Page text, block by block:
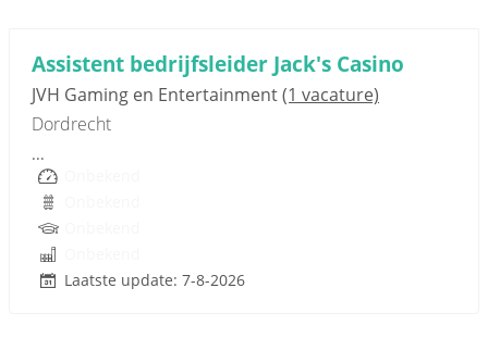
Assistent bedrijfsleider Jack's Casino
JVH Gaming en Entertainment(1 vacature)
Dordrecht
...
Laatste update: 7-8-2026